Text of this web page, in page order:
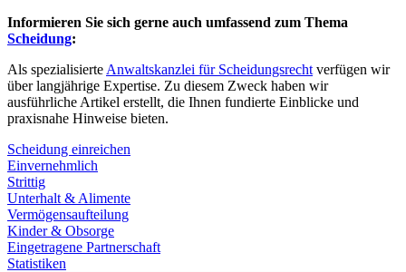
Informieren Sie sich gerne auch umfassend zum Thema
Scheidung:
Als spezialisierte Anwaltskanzlei für Scheidungsrecht verfügen wir
über langjährige Expertise. Zu diesem Zweck haben wir
ausführliche Artikel erstellt, die Ihnen fundierte Einblicke und
praxisnahe Hinweise bieten.
Scheidung einreichen
Einvernehmlich
Strittig
Unterhalt & Alimente
Vermögensaufteilung
Kinder & Obsorge
Eingetragene Partnerschaft
Statistiken